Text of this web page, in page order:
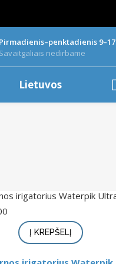
Pirmadienis–penktadienis 9–17
Savaitgaliais nedirbame
Lietuvos
Į KREPŠELĮ